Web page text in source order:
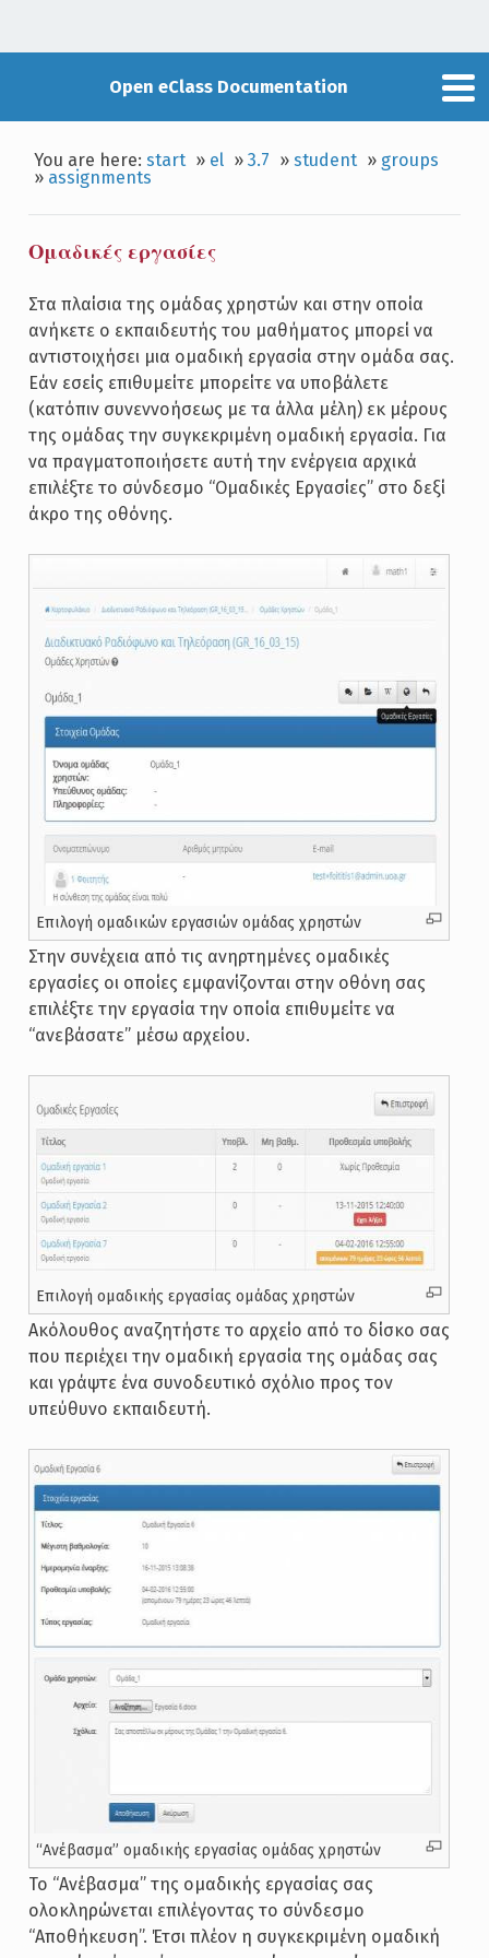
Open eClass Documentation
You are here:start » el »3.7 »student » groups
» assignments
Ομαδικές εργασίες
Στα πλαίσια της ομάδας χρηστών και στην οποία
ανήκετε ο εκπαιδευτής του μαθήματος μπορεί να
αντιστοιχήσει μια ομαδική εργασία στην ομάδα σας.
Εάν εσείς επιθυμείτε μπορείτε να υποβάλετε
(κατόπιν συνεννοήσεως με τα άλλα μέλη) εκ μέρους
της ομάδας την συγκεκριμένη ομαδική εργασία. Για
να πραγματοποιήσετε αυτή την ενέργεια αρχικά
επιλέξτε το σύνδεσμο “Ομαδικές Εργασίες” στο δεξί
άκρο της οθόνης.
Επιλογή ομαδικών εργασιών ομάδας χρηστών
Στην συνέχεια από τις ανηρτημένες ομαδικές
εργασίες οι οποίες εμφανίζονται στην οθόνη σας
επιλέξτε την εργασία την οποία επιθυμείτε να
“ανεβάσατε” μέσω αρχείου.
Επιλογή ομαδικής εργασίας ομάδας χρηστών
Ακόλουθος αναζητήστε το αρχείο από το δίσκο σας
που περιέχει την ομαδική εργασία της ομάδας σας
και γράψτε ένα συνοδευτικό σχόλιο προς τον
υπεύθυνο εκπαιδευτή.
“Ανέβασμα” ομαδικής εργασίας ομάδας χρηστών
Το “Ανέβασμα” της ομαδικής εργασίας σας
ολοκληρώνεται επιλέγοντας το σύνδεσμο
“Αποθήκευση”. Έτσι πλέον η συγκεκριμένη ομαδική